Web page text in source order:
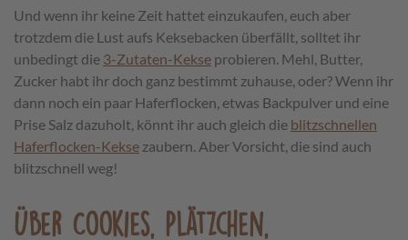
Und wenn ihr keine Zeit hattet einzukaufen, euch aber
trotzdem die Lust aufs Keksebacken überfällt, solltet ihr
unbedingt die 3-Zutaten-Kekse probieren. Mehl, Butter,
Zucker habt ihr doch ganz bestimmt zuhause, oder? Wenn ihr
dann noch ein paar Haferflocken, etwas Backpulver und eine
Prise Salz dazuholt, könnt ihr auch gleich die blitzschnellen
Haferflocken-Kekse zaubern. Aber Vorsicht, die sind auch
blitzschnell weg!
Über Cookies, Plätzchen,